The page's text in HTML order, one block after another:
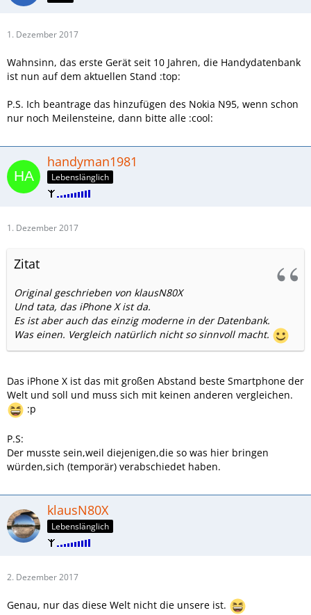
1. Dezember 2017
Wahnsinn, das erste Gerät seit 10 Jahren, die Handydatenbank
ist nun auf dem aktuellen Stand :top:
P.S. Ich beantrage das hinzufügen des Nokia N95, wenn schon
nur noch Meilensteine, dann bitte alle :cool:
handyman1981
Lebenslänglich
1. Dezember 2017
Zitat
Original geschrieben von klausN80X
Und tata, das iPhone X ist da.
Es ist aber auch das einzig moderne in der Datenbank.
Was einen. Vergleich natürlich nicht so sinnvoll macht.
Das iPhone X ist das mit großen Abstand beste Smartphone der
Welt und soll und muss sich mit keinen anderen vergleichen.
:p
P.S:
Der musste sein,weil diejenigen,die so was hier bringen
würden,sich (temporär) verabschiedet haben.
klausN80X
Lebenslänglich
2. Dezember 2017
Genau, nur das diese Welt nicht die unsere ist.